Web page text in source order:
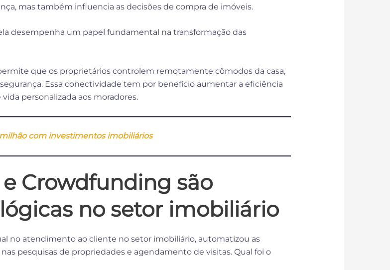
mas também influencia as decisões de compra de imóveis.
desempenha um papel fundamental na transformação das
que os proprietários controlem remotamente cômodos da casa,
Essa conectividade tem por benefício aumentar a eficiência
personalizada aos moradores.
com investimentos imobiliários
Crowdfunding são
no setor imobiliário
no atendimento ao cliente no setor imobiliário, automatizou as
pesquisas de propriedades e agendamento de visitas. Qual foi o